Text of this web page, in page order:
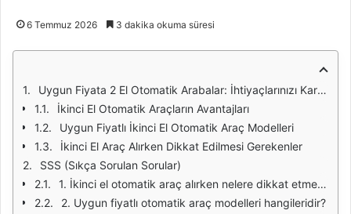
6 Temmuz 2026 3 dakika okuma süresi
Uygun Fiyata 2 El Otomatik Arabalar: İhtiyaçlarınızı Karşılayan Seçenekler
İkinci El Otomatik Araçların Avantajları
Uygun Fiyatlı İkinci El Otomatik Araç Modelleri
İkinci El Araç Alırken Dikkat Edilmesi Gerekenler
SSS (Sıkça Sorulan Sorular)
1. İkinci el otomatik araç alırken nelere dikkat etmeliyim?
2. Uygun fiyatlı otomatik araç modelleri hangileridir?